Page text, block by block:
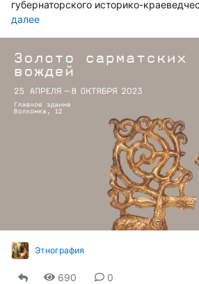
губернаторского историко-
далее
Этнография
690 0